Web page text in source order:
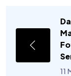
11